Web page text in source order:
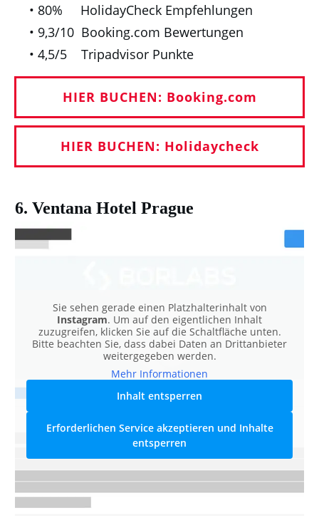
• 80% HolidayCheck Empfehlungen
• 9,3/10 Booking.com Bewertungen
• 4,5/5 Tripadvisor Punkte
HIER BUCHEN: Booking.com
HIER BUCHEN: Holidaycheck
6. Ventana Hotel Prague
Sie sehen gerade einen Platzhalterinhalt von
Instagram. Um auf den eigentlichen Inhalt
zuzugreifen, klicken Sie auf die Schaltfläche unten.
Bitte beachten Sie, dass dabei Daten an Drittanbieter
weitergegeben werden.
Mehr Informationen
Inhalt entsperren
Erforderlichen Service akzeptieren und Inhalte
entsperren